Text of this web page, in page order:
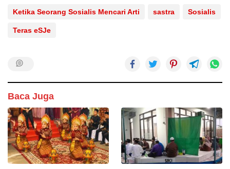
Ketika Seorang Sosialis Mencari Arti sastra Sosialis
Teras eSJe
Baca Juga